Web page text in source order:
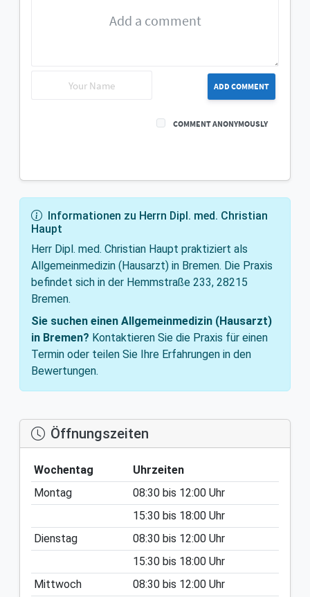
ADD COMMENT
COMMENT ANONYMOUSLY
Informationen zu Herrn Dipl. med. Christian
Haupt
Herr Dipl. med. Christian Haupt praktiziert als
Allgemeinmedizin (Hausarzt) in Bremen. Die Praxis
befindet sich in der Hemmstraße 233, 28215
Bremen.
Sie suchen einen Allgemeinmedizin (Hausarzt)
in Bremen? Kontaktieren Sie die Praxis für einen
Termin oder teilen Sie Ihre Erfahrungen in den
Bewertungen.
Öffnungszeiten
Wochentag
Uhrzeiten
Montag
08:30 bis 12:00 Uhr
15:30 bis 18:00 Uhr
Dienstag
08:30 bis 12:00 Uhr
15:30 bis 18:00 Uhr
Mittwoch
08:30 bis 12:00 Uhr